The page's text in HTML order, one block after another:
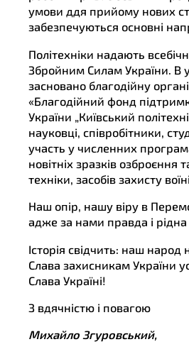
умови ддя прийому нових
забезпечуються основні
Політехніки надають
Збройним Силам України. В
засновано благодійну
«Благодійний фонд
України „Київський
науковці, співробітники,
участь у численних
новітніх зразків озброєння
техніки, засобів захисту
Наш опір, нашу віру в
адже за нами правда і
Історія свідчить: наш
Слава захисникам України
Слава Україні!
З вдячністю і повагою
Михайло Згуровський,